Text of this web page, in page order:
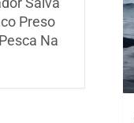
Preso
Na